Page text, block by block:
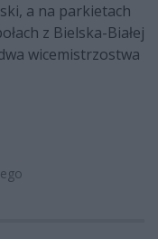
a na parkietach
z Bielska-Białej
wicemistrzostwa